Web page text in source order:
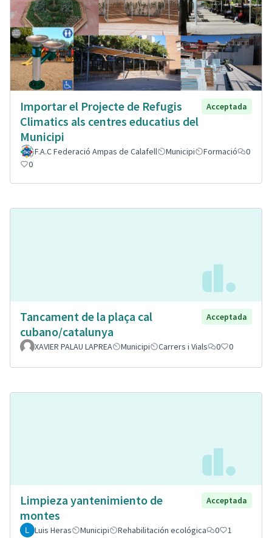
Importar el Projecte de Refugis
Climatics als centres educatius del
Municipi
Acceptada
F.A.C Federació Ampas de Calafell Municipi Formació
0
0
Tancament de la plaça cal
cubano/catalunya
Acceptada
XAVIER PALAU LAPREA Municipi Carrers i Vials 0 0
Limpieza yantenimiento de
montes
Acceptada
Luis Heras Municipi Rehabilitación ecológica 0 1